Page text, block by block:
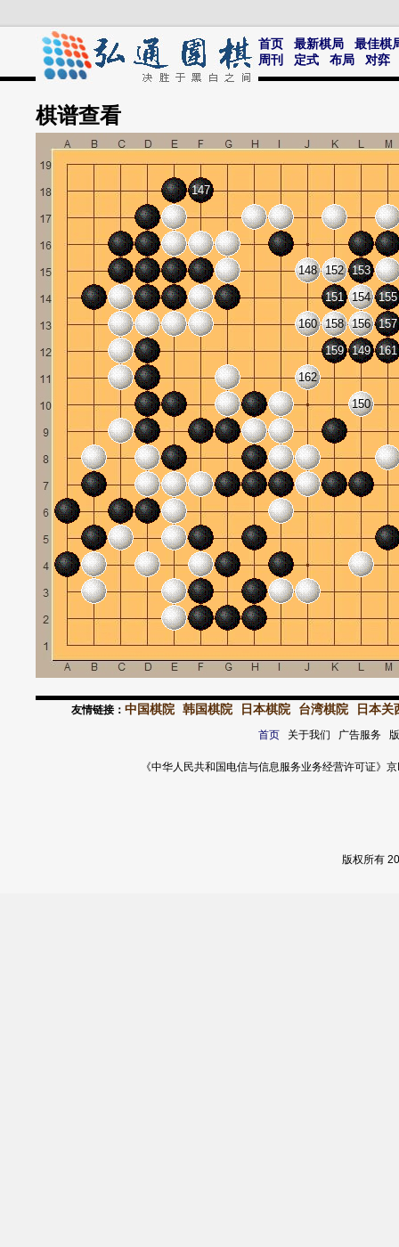
首页 最新棋局
最佳棋
周刊
定式 布局 对弈
棋谱查看
147
148
149
150
151
152 153
154 155
156 157
158
159
160
161
162
友情链接： 中国棋院 韩国棋院 日本棋院 台湾棋院 日本关
首页关于我们 广告服务
《中华人民共和国电信与信息服务业务经营许可证
版权所有